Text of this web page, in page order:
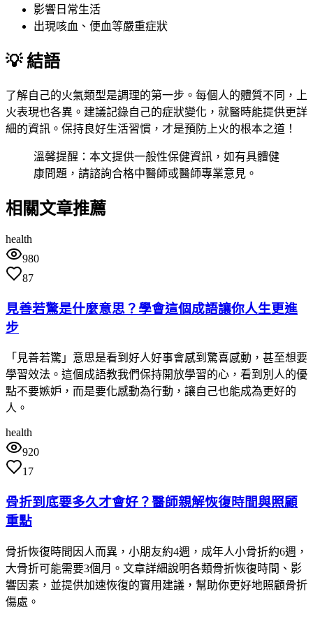
影響日常生活
出現咳血、便血等嚴重症狀
💡 結語
了解自己的火氣類型是調理的第一步。每個人的體質不同，上
火表現也各異。建議記錄自己的症狀變化，就醫時能提供更詳
細的資訊。保持良好生活習慣，才是預防上火的根本之道！
溫馨提醒：本文提供一般性保健資訊，如有具體健
康問題，請諮詢合格中醫師或醫師專業意見。
相關文章推薦
health
980
87
見善若驚是什麼意思？學會這個成語讓你人生更進
步
「見善若驚」意思是看到好人好事會感到驚喜感動，甚至想要
學習效法。這個成語教我們保持開放學習的心，看到別人的優
點不要嫉妒，而是要化感動為行動，讓自己也能成為更好的
人。
health
920
17
骨折到底要多久才會好？醫師親解恢復時間與照顧
重點
骨折恢復時間因人而異，小朋友約4週，成年人小骨折約6週，
大骨折可能需要3個月。文章詳細說明各類骨折恢復時間、影
響因素，並提供加速恢復的實用建議，幫助你更好地照顧骨折
傷處。